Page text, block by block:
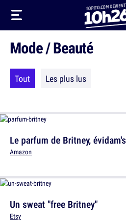
Mode / Beauté
Tout Les plus lus
Le parfum de Britney, évidam's
Amazon
Un sweat "free Britney"
Etsy